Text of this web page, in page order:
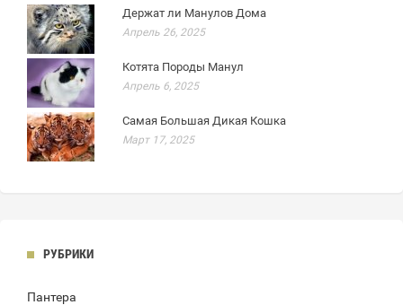
Держат ли Манулов Дома
Апрель 26, 2025
Котята Породы Манул
Апрель 6, 2025
Самая Большая Дикая Кошка
Март 17, 2025
РУБРИКИ
Пантера